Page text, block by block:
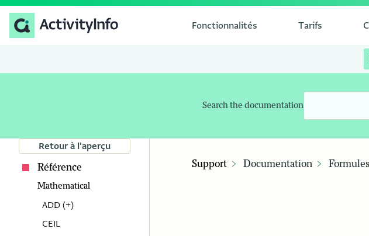
Fonctionnalités Tarifs
Search the documentation
Retour à l'aperçu
Référence
Mathematical
ADD (+)
CEIL
Support Documentation Formules